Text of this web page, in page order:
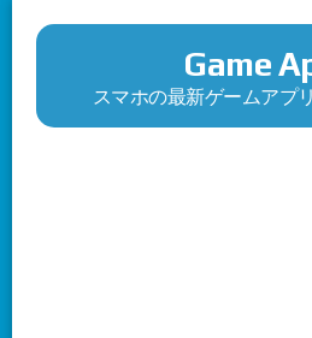
Game
スマホの最新ゲームアプ